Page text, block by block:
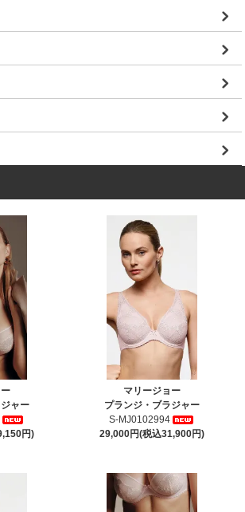
ャー
円)
マリージョー
プランジ・ブラジャー
S-MJ0102994
29,000円(税込31,900円)